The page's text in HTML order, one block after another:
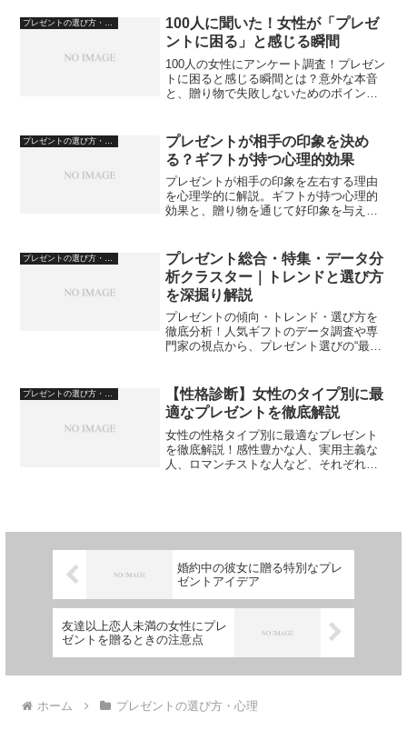
プレゼントの選び方・心理
100人に聞いた！女性が「プレゼ
ントに困る」と感じる瞬間
100人の女性にアンケート調査！プレゼン
トに困ると感じる瞬間とは？意外な本音
と、贈り物で失敗しないためのポイント
プレゼントが相手の印象を決め
る？ギフトが持つ心理的効果
プレゼントが相手の印象を左右する理由
を心理学的に解説。ギフトが持つ心理的
効果と、贈り物を通じて好印象を与える
プレゼントの選び方・心理
プレゼント総合・特集・データ分
析クラスター｜トレンドと選び方
を深掘り解説
プレゼントの傾向・トレンド・選び方を
徹底分析！人気ギフトのデータ調査や専
門家の視点から、プレゼント選びの“最適
プレゼントの選び方・心理
【性格診断】女性のタイプ別に最
適なプレゼントを徹底解説
女性の性格タイプ別に最適なプレゼント
を徹底解説！感性豊かな人、実用主義な
人、ロマンチストな人など、それぞれの
婚約中の彼女に贈る特別なプレ
ゼントアイデア
友達以上恋人未満の女性にプレ
ゼントを贈るときの注意点
ホーム プレゼントの選び方・心理